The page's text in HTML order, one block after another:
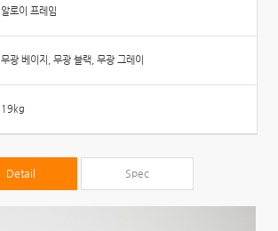
알로이 프레임
무광 베이지, 무광 블랙, 무광 그레이
19kg
Detail Spec